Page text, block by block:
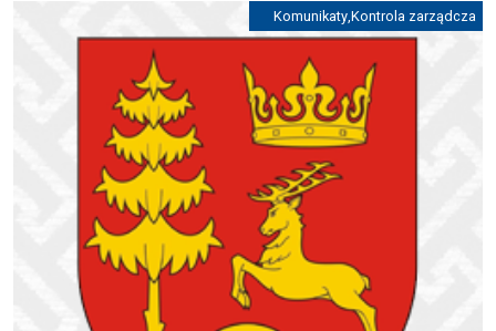
Komunikaty Kontrola zarządcza